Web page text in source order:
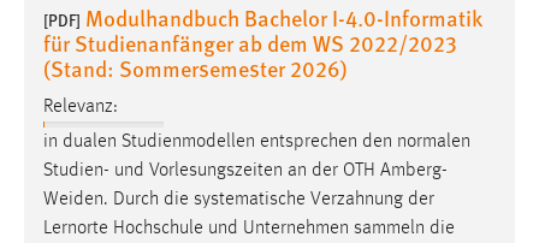
[PDF] Modulhandbuch Bachelor I-4.0-Informatik
für Studienanfänger ab dem WS 2022/2023
(Stand: Sommersemester 2026)
Relevanz:
in dualen Studienmodellen entsprechen den normalen
Studien- und Vorlesungszeiten an der OTH Amberg-
Weiden. Durch die systematische Verzahnung der
Lernorte Hochschule und Unternehmen sammeln die